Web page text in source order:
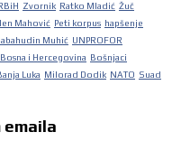
Zvornik Ratko Mladić Žuč
Mahović Peti korpus hapšenje
Muhić UNPROFOR
i Hercegovina Bošnjaci
Luka Milorad Dodik NATO Suad